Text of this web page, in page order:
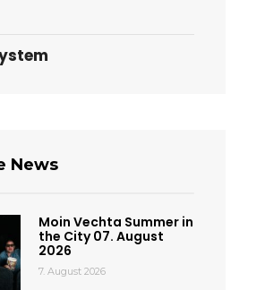
News
Moin Vechta Summer in
the City 07. August
2026
7. August 2026